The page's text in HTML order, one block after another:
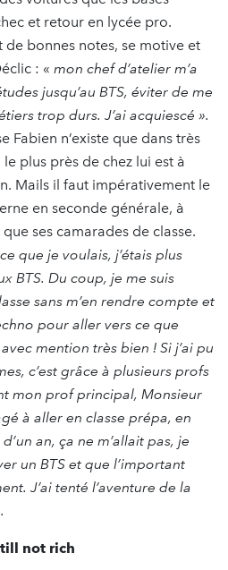
et retour en lycée pro.
de bonnes notes, se motive et
: « mon chef d’atelier m’a
jusqu’au BTS, éviter de me
trop durs. J’ai acquiescé ».
Fabien n’existe que dans très
plus près de chez lui est à
Mails il faut impérativement le
en seconde générale, à
ses camarades de classe.
que je voulais, j’étais plus
BTS. Du coup, je me suis
sans m’en rendre compte et
pour aller vers ce que
mention très bien ! Si j’ai pu
c’est grâce à plusieurs profs
mon prof principal, Monsieur
à aller en classe prépa, en
an, ça ne m’allait pas, je
un BTS et que l’important
J’ai tenté l’aventure de la
not rich